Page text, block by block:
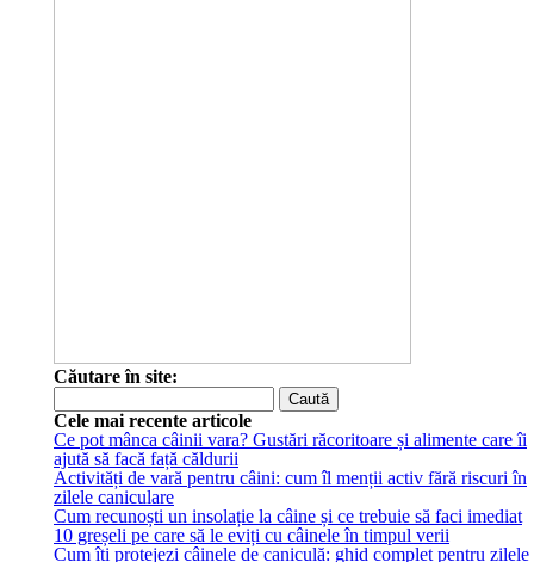
Căutare în site:
Cele mai recente articole
Ce pot mânca câinii vara? Gustări răcoritoare și alimente care îi
ajută să facă față căldurii
Activități de vară pentru câini: cum îl menții activ fără riscuri în
zilele caniculare
Cum recunoști un insolație la câine și ce trebuie să faci imediat
10 greșeli pe care să le eviți cu câinele în timpul verii
Cum îți protejezi câinele de caniculă: ghid complet pentru zilele